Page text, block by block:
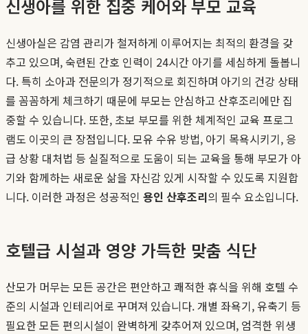
신생아를 위한 집중 케어와 부모 교육
신생아실은 감염 관리가 철저하게 이루어지는 최적의 환경을 갖
추고 있으며, 숙련된 간호 인력이 24시간 아기를 세심하게 돌봅니
다. 특히 소아과 전문의가 정기적으로 회진하며 아기의 건강 상태
를 꼼꼼하게 체크하기 때문에 부모는 안심하고 산후조리에만 집
중할 수 있습니다. 또한, 초보 부모를 위한 체계적인 교육 프로그
램도 이곳의 큰 장점입니다. 모유 수유 방법, 아기 목욕시키기, 응
급 상황 대처법 등 실질적으로 도움이 되는 교육을 통해 부모가 아
기와 함께하는 새로운 삶을 자신감 있게 시작할 수 있도록 지원합
니다. 이러한 과정은 성공적인 용인 산후조리의 필수 요소입니다.
호텔급 시설과 영양 가득한 맞춤 식단
산모가 머무는 모든 공간은 편안하고 쾌적한 휴식을 위해 호텔 수
준의 시설과 인테리어로 꾸며져 있습니다. 개별 좌욕기, 유축기 등
필요한 모든 편의시설이 완벽하게 갖추어져 있으며, 엄격한 위생